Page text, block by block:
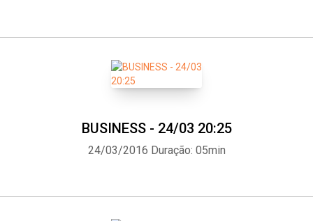
BUSINESS - 24/03 20:25
24/03/2016 Duração: 05min